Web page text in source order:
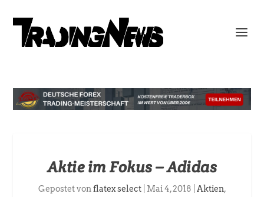
Aktie im Fokus – Adidas
Gepostet vonflatex select| Mai 4, 2018 Aktien,